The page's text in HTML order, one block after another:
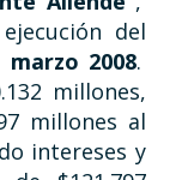
del
2008.
millones,
millones al
intereses y